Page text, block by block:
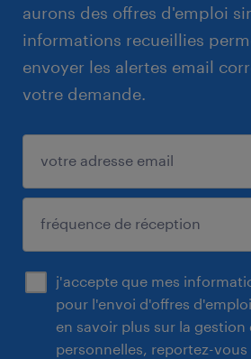
aurons des offres d'emploi
informations recueillies
envoyer les alertes email
votre demande.
j'accepte que mes
pour l'envoi d'offres
en savoir plus sur la gestion
personnelles, reportez-vous